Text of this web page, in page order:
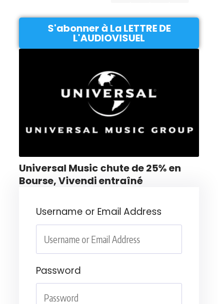
S'abonner à La LETTRE DE
L'AUDIOVISUEL
Universal Music chute de 25% en
Bourse, Vivendi entraîné
Username or Email Address
Password